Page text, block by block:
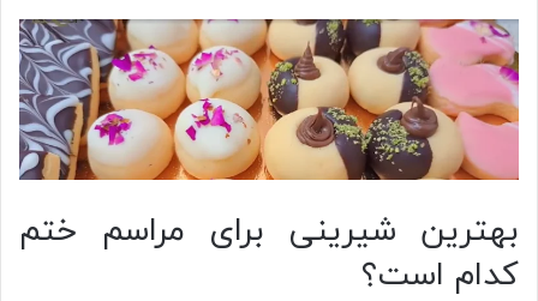
بهترین شیرینی برای مراسم ختم
کدام است؟